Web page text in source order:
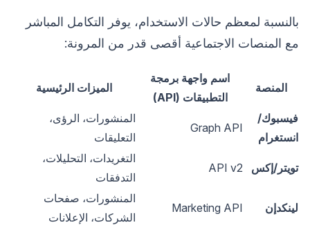
بالنسبة لمعظم حالات الاستخدام، يوفر التكامل المباشر
مع المنصات الاجتماعية أقصى قدر من المرونة:
المنصة
اسم واجهة برمجة
التطبيقات (API)
الميزات الرئيسية
فيسبوك/
انستغرام
Graph API
المنشورات، الرؤى،
التعليقات
تويتر/إكس API v2
التغريدات، التحليلات،
التدفقات
لينكدإن Marketing API
المنشورات، صفحات
الشركات، الإعلانات